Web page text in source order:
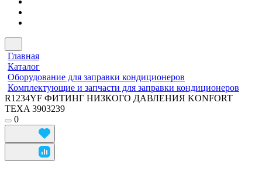
Главная
Каталог
Оборудование для заправки кондиционеров
Комплектующие и запчасти для заправки кондиционеров
R1234YF ФИТИНГ НИЗКОГО ДАВЛЕНИЯ KONFORT
TEXA 3903239
0